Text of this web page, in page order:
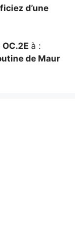
d’une
OC.2E à :
de Maur